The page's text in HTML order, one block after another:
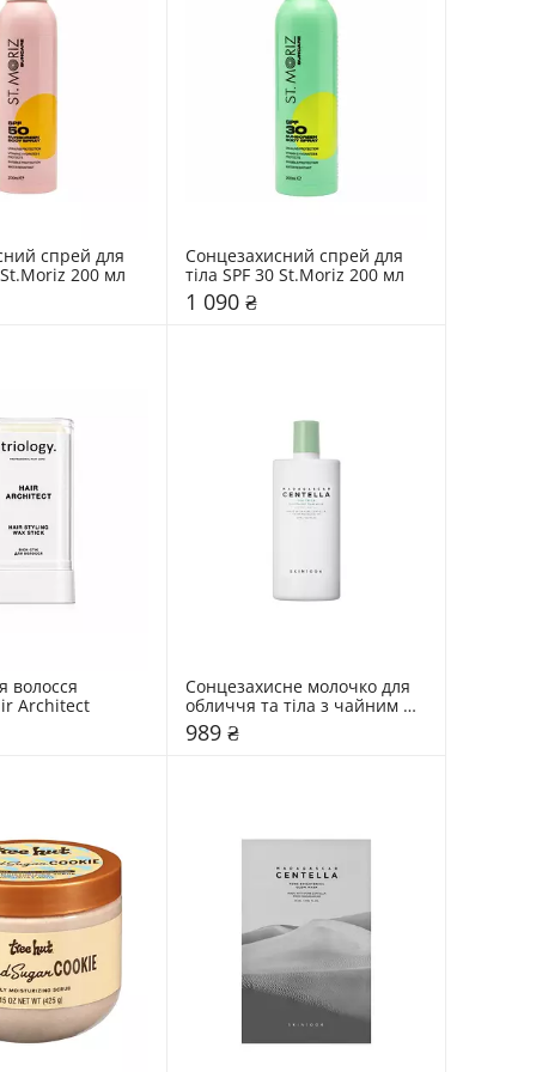
спрей для
Сонцезахисний спрей для
1 090 ₴
волосся
Architect
Сонцезахисне молочко для
обличчя та тіла з чайним
деревом SKIN1004 50 мл
989 ₴